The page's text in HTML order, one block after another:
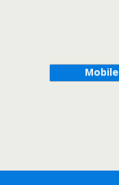
Mobile